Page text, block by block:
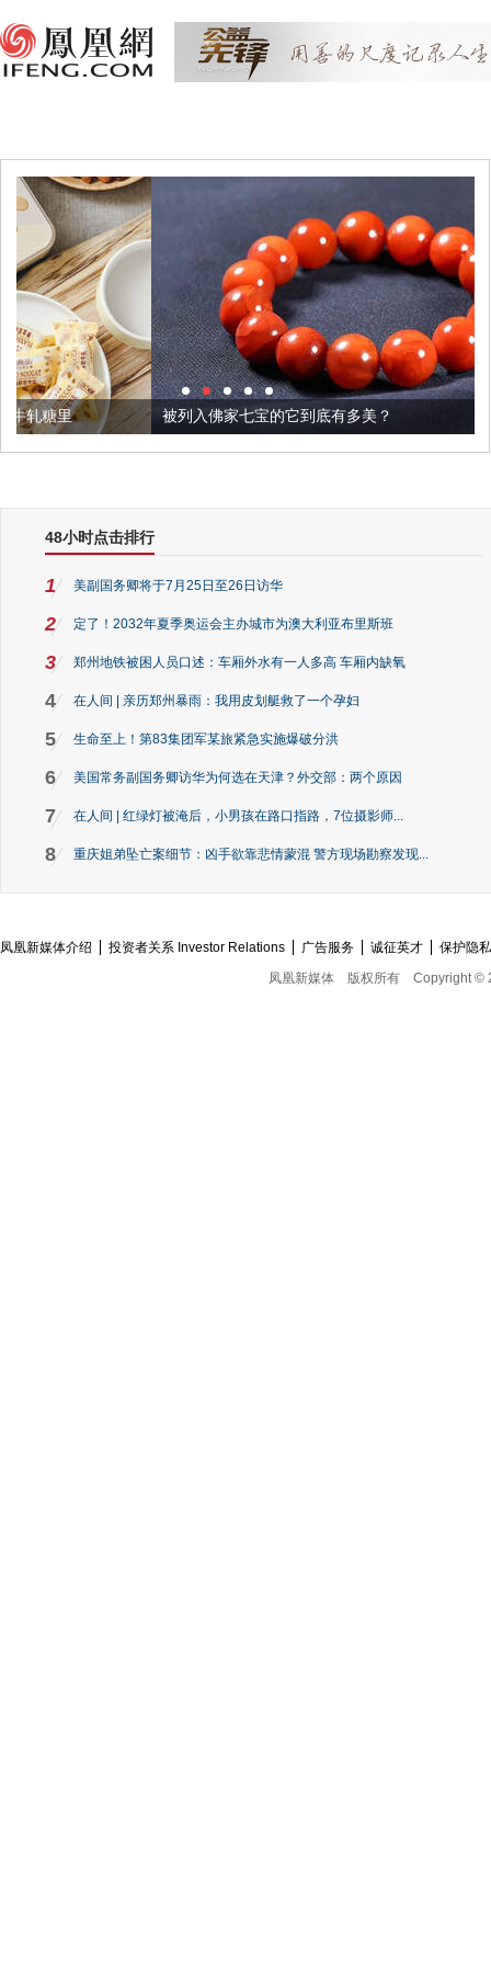
被列入佛家七宝的它到底有多美？
48小时点击排行
1 美副国务卿将于7月25日至26日访华
2 定了！2032年夏季奥运会主办城市为澳大利亚布里斯班
3 郑州地铁被困人员口述：车厢外水有一人多高 车厢内缺氧
4 在人间 | 亲历郑州暴雨：我用皮划艇救了一个孕妇
5 生命至上！第83集团军某旅紧急实施爆破分洪
6 美国常务副国务卿访华为何选在天津？外交部：两个原因
7 在人间 | 红绿灯被淹后，小男孩在路口指路，7位摄影师...
8 重庆姐弟坠亡案细节：凶手欲靠悲情蒙混 警方现场勘察发现...
凤凰新媒体介绍 投资者关系 Investor Relations 广告服务 诚征英才
保护隐
凤凰新媒体
版权所有 Copyright ©